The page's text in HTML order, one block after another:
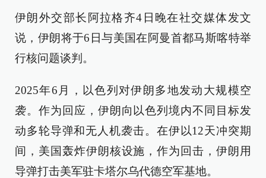
伊朗外交部长阿拉格齐4日晚在社交媒体发文
说，伊朗将于6日与美国在阿曼首都马斯喀特举
行核问题谈判。
2025年6月，以色列对伊朗多地发动大规模空
袭。作为回应，伊朗向以色列境内不同目标发
动多轮导弹和无人机袭击。在伊以12天冲突期
间，美国轰炸伊朗核设施，作为回击，伊朗用
导弹打击美军驻卡塔尔乌代德空军基地。